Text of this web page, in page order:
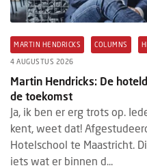
MARTIN HENDRICKS COLUMNS
4 AUGUSTUS 2026
Martin Hendricks: De
de toekomst
Ja, ik ben er erg trots op.
kent, weet dat!
Hotelschool te Maastricht.
iets wat er binnen d...